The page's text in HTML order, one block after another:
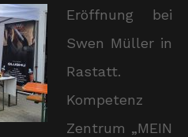
Eröffnung bei
Swen Müller in
Rastatt.
Kompetenz
Zentrum „MEIN